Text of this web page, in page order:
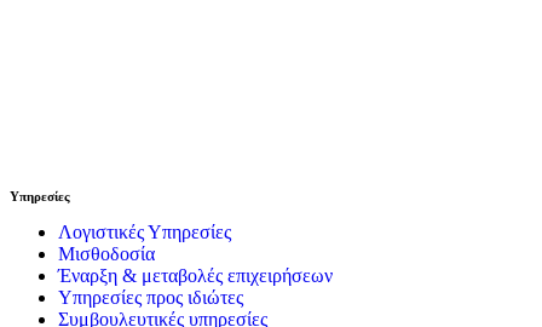
Υπηρεσίες
Λογιστικές Υπηρεσίες
Μισθοδοσία
Έναρξη & μεταβολές επιχειρήσεων
Υπηρεσίες προς ιδιώτες
Συμβουλευτικές υπηρεσίες